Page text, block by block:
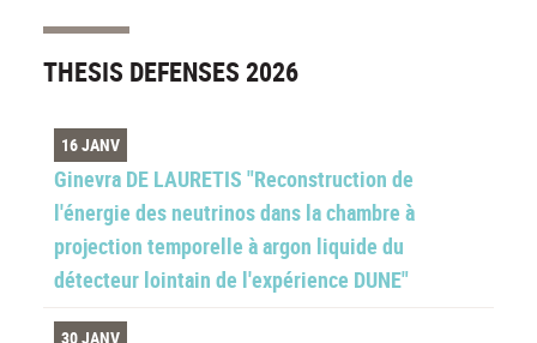
THESIS DEFENSES 2026
16 JANV
Ginevra DE LAURETIS "Reconstruction de
l'énergie des neutrinos dans la chambre à
projection temporelle à argon liquide du
détecteur lointain de l'expérience DUNE"
30 JANV